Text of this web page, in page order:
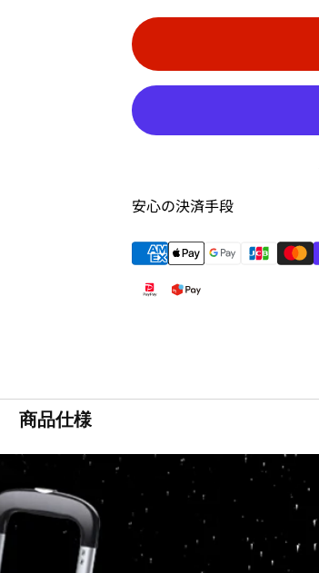
安心の決済手段
商品仕様